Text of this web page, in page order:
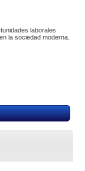
laborales
la sociedad moderna.